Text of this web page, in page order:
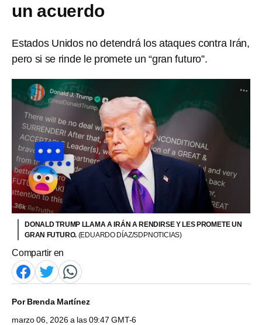
un acuerdo
Estados Unidos no detendrá los ataques contra Irán,
pero si se rinde le promete un “gran futuro”.
DONALD TRUMP LLAMA A IRÁN A RENDIRSE Y LES PROMETE UN
GRAN FUTURO. (EDUARDO DÍAZ/SDPNOTICIAS)
Compartir en
PorBrenda Martínez
marzo 06, 2026 a las 09:47 GMT-6